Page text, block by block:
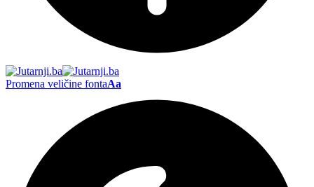
Promena veličine fontaAa